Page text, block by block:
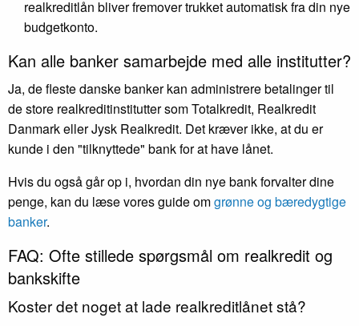
realkreditlån bliver fremover trukket automatisk fra din nye
budgetkonto.
Kan alle banker samarbejde med alle institutter?
Ja, de fleste danske banker kan administrere betalinger til
de store realkreditinstitutter som Totalkredit, Realkredit
Danmark eller Jysk Realkredit. Det kræver ikke, at du er
kunde i den "tilknyttede" bank for at have lånet.
Hvis du også går op i, hvordan din nye bank forvalter dine
penge, kan du læse vores guide omgrønne og bæredygtige
banker.
FAQ: Ofte stillede spørgsmål om realkredit og
bankskifte
Koster det noget at lade realkreditlånet stå?